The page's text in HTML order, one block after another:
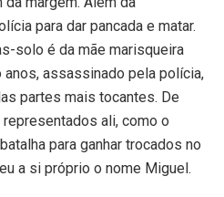
para dar pancada e matar.
solo é da mãe marisqueira
assassinado pela polícia,
partes mais tocantes. De
ali, como o
para ganhar trocados no
a si próprio o nome Miguel.